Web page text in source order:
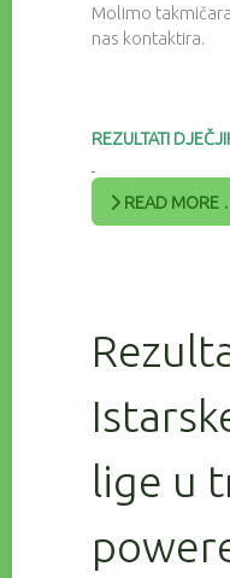
Molimo
nas kontaktira.
REZULTATI
READ MORE
lige u